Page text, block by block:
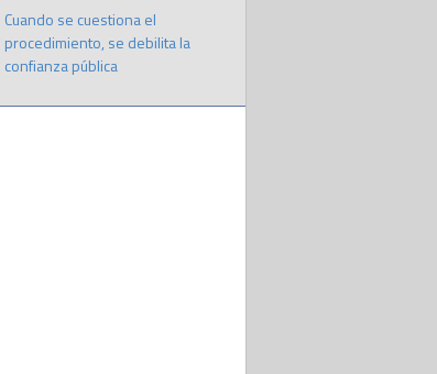
Cuando se cuestiona el
procedimiento, se debilita la
confianza pública